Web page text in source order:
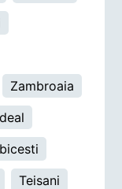
Zambroaia
Teisani